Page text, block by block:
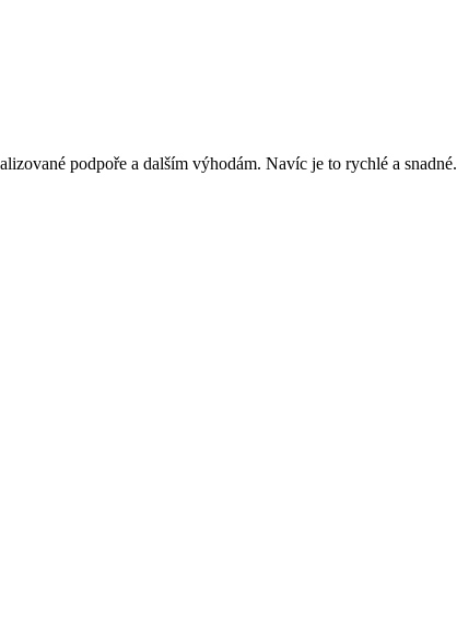
podpoře a dalším výhodám. Navíc je to rychlé a snadné.